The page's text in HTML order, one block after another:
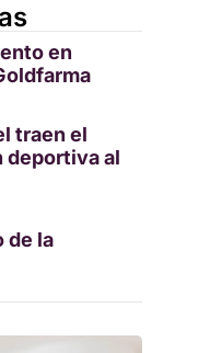
en
traen el
deportiva al
de la